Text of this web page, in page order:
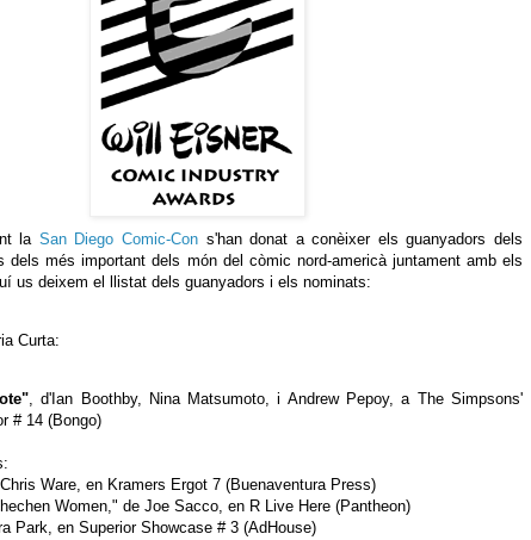
la San Diego Comic-Con s'han donat a conèixer els guanyadors dels
dels més important dels món del còmic nord-americà juntament amb els
us deixem el llistat dels guanyadors i els nominats:
Curta:
, d'Ian Boothby, Nina Matsumoto, i Andrew Pepoy, a The Simpsons'
# 14 (Bongo)
Ware, en Kramers Ergot 7 (Buenaventura Press)
Women," de Joe Sacco, en R Live Here (Pantheon)
Park, en Superior Showcase # 3 (AdHouse)